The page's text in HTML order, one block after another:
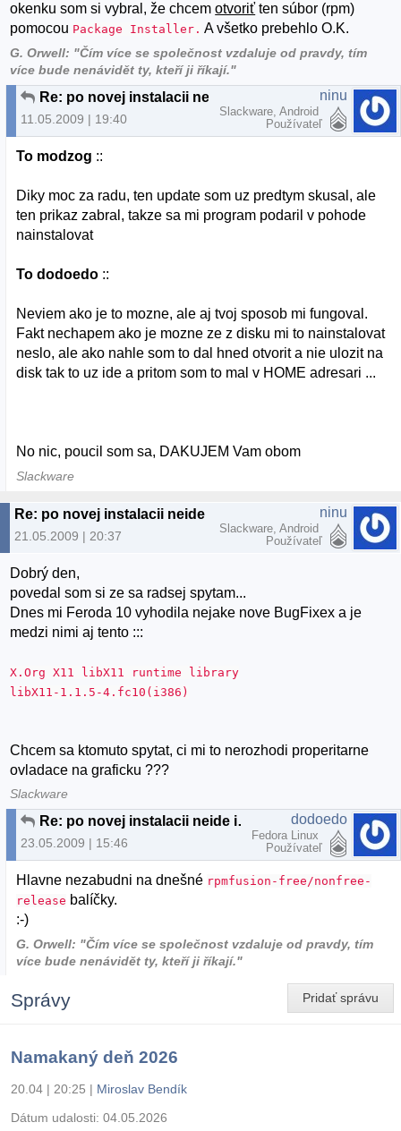
okenku som si vybral, že chcemotvoriť ten súbor (rpm)
pomocou Package Installer. A všetko prebehlo O.K.
G. Orwell: "Čím více se společnost vzdaluje od pravdy, tím
více bude nenávidět ty, kteří ji říkají."
11.05.2009 | 19:40
ninu
Slackware, Android
Používateľ
To modzog ::
Diky moc za radu, ten update som uz predtym skusal, ale
ten prikaz zabral, takze sa mi program podaril v pohode
nainstalovat
To dodoedo ::
Neviem ako je to mozne, ale aj tvoj sposob mi fungoval.
Fakt nechapem ako je mozne ze z disku mi to nainstalovat
neslo, ale ako nahle som to dal hned otvorit a nie ulozit na
disk tak to uz ide a pritom som to mal v HOME adresari ...
No nic, poucil som sa, DAKUJEM Vam obom
Slackware
21.05.2009 | 20:37
ninu
Slackware, Android
Používateľ
Dobrý den,
povedal som si ze sa radsej spytam...
Dnes mi Feroda 10 vyhodila nejake nove BugFixex a je
medzi nimi aj tento :::
X.Org X11 libX11 runtime library
libX11-1.1.5-4.fc10(i386)
Chcem sa ktomuto spytat, ci mi to nerozhodi properitarne
ovladace na graficku ???
Slackware
Re: po novej instalacii neide instalovat z .rpm suborov (Fedora 10)
23.05.2009 | 15:46
dodoedo
Fedora Linux
Používateľ
Hlavne nezabudni na dnešné rpmfusion-free/nonfree-
release balíčky.
:-)
G. Orwell: "Čím více se společnost vzdaluje od pravdy, tím
více bude nenávidět ty, kteří ji říkají."
Pridať správu
Správy
Namakaný deň 2026
20.04 | 20:25 | Miroslav Bendík
Dátum udalosti: 04.05.2026